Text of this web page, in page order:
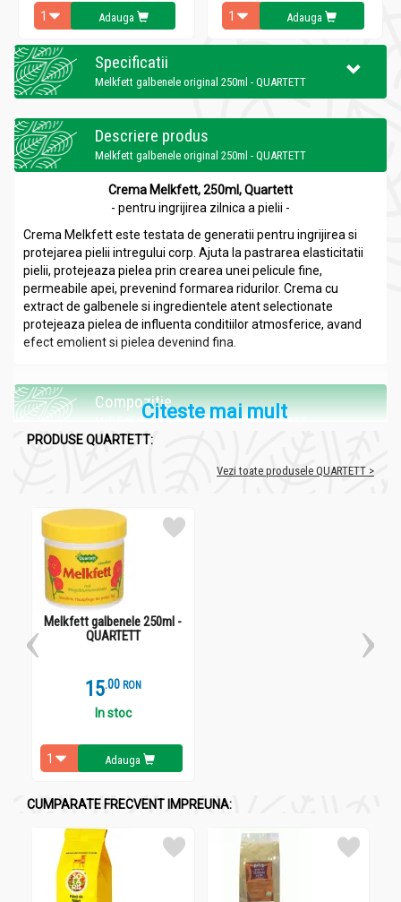
Adauga Adauga
Specificatii
Melkfett galbenele original 250ml - QUARTETT
Descriere produs
Melkfett galbenele original 250ml - QUARTETT
Crema Melkfett, 250ml, Quartett
- pentru ingrijirea zilnica a pielii -
Crema Melkfett este testata de generatii pentru ingrijirea si
protejarea pielii intregului corp. Ajuta la pastrarea elasticitatii
pielii, protejeaza pielea prin crearea unei pelicule fine,
permeabile apei, prevenind formarea ridurilor. Crema cu
extract de galbenele si ingredientele atent selectionate
protejeaza pielea de influenta conditiilor atmosferice, avand
efect emolient si pielea devenind fina.
Compozitie
Melkfett galbenele original 250ml - QUARTETT
galbenele, Acetat de tocoferil, Beta Carotene, Parfum.
Acțiuni și Recomandări:
Melkfett galbenele original 250ml - QUARTETT
Se recomanda pentru ingrijirea zilnica a pielii pe intreg
corpul, in cazul unei epiderme deshidratate, solicitate si
capacitatea de hidratare.
Este ideala atat in perioadele de activitate, cat si in
concediu si in timpul liber, pentru ingrijirea picioarelor,
Utila in: comprese, in cazul ranilor, arsurilor, ulceratiilor,
leucoreei si bolilor de ochi.
Precauții, atenționări și sfaturi:
Melkfett galbenele original 250ml - QUARTETT
Evitați contactul cu ochii. În cazul în care crema intră în
Citeste mai mult
PRODUSE QUARTETT:
Vezi toate produsele QUARTETT >
Melkfett galbenele 250ml -
QUARTETT
15.0 RON
In stoc
Adauga
CUMPARATE FRECVENT IMPREUNA: